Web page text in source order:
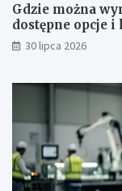
Gdzie można
dostępne opcje i
30 lipca 2026